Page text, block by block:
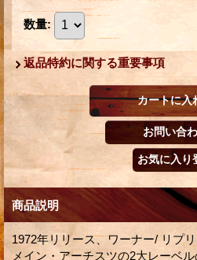
数量:
返品特約に関する重要事項
商品説明
1972年リリース、ワーナー/ リプ
メイン・アーチスツの2大レーベ